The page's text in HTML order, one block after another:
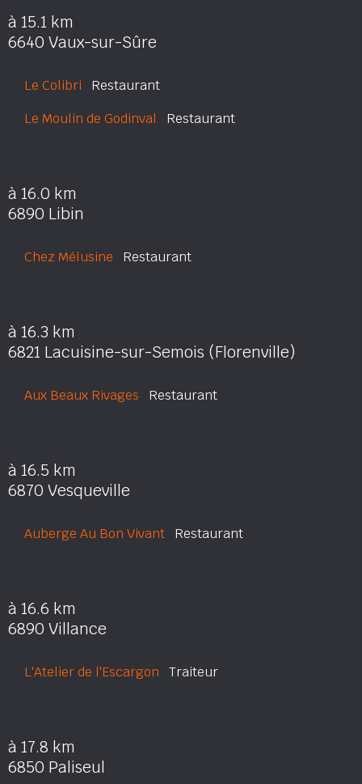
à 15.1 km
6640 Vaux-sur-Sûre
Le Colibri Restaurant
Le Moulin de Godinval Restaurant
à 16.0 km
6890 Libin
Chez Mélusine Restaurant
à 16.3 km
6821 Lacuisine-sur-Semois (Florenville)
Aux Beaux Rivages Restaurant
à 16.5 km
6870 Vesqueville
Auberge Au Bon Vivant Restaurant
à 16.6 km
6890 Villance
L'Atelier de l'Escargon Traiteur
à 17.8 km
6850 Paliseul